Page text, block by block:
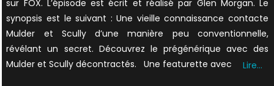
sur FOX. L’épisode est écrit et réalisé par Glen Morgan. Le
synopsis est le suivant : Une vieille connaissance contacte
Mulder et Scully d’une manière peu conventionnelle,
révélant un secret. Découvrez le prégénérique avec des
Mulder et Scully décontractés. Une featurette avec
Lire…